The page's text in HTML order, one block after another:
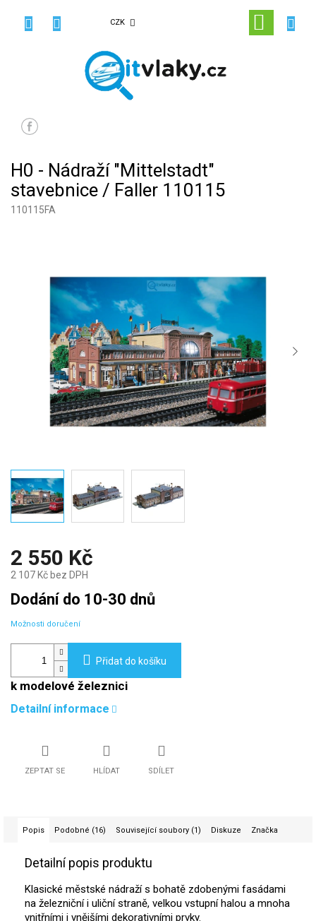
CZK
KOŠÍK
H0 - Nádraží "Mittelstadt"
stavebnice / Faller 110115
110115FA
2 550 Kč
2 107 Kč bez DPH
Měrná
cena:
Dodání do 10-30 dnů
Možnosti doručení
Přidat do košíku
k modelové železnici
Detailní informace
ZEPTAT SE HLÍDAT SDÍLET
Popis Podobné (16) Související soubory (1) Diskuze Značka
Detailní popis produktu
Klasické městské nádraží s bohatě zdobenými fasádami
na železniční i uliční straně, velkou vstupní halou a mnoha
vnitřními i vnějšími dekorativními prvky.